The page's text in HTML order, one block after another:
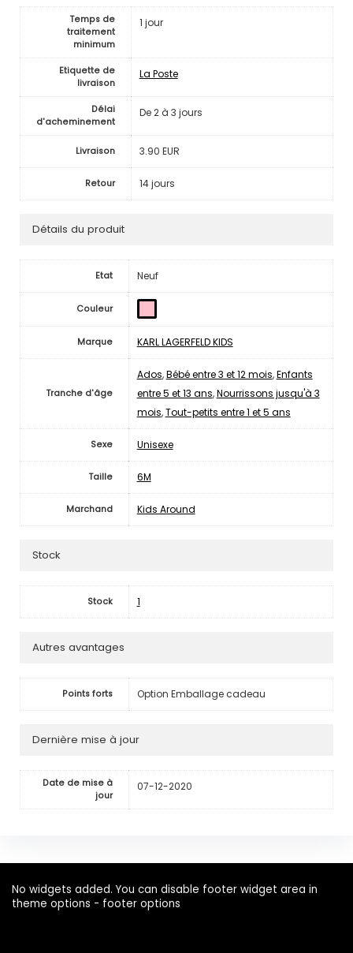
Temps de
traitement
minimum
1 jour
Etiquette de
livraison
La Poste
Délai
d'acheminement
De 2 à 3 jours
Livraison 3.90 EUR
Retour 14 jours
Détails du produit
Etat Neuf
Couleur
Marque KARL LAGERFELD KIDS
Tranche d'âge
Ados,Bébé entre 3 et 12 mois,Enfants
entre 5 et 13 ans,Nourrissons jusqu'à 3
mois,Tout-petits entre 1 et 5 ans
Sexe Unisexe
Taille 6M
Marchand Kids Around
Stock
Stock 1
Autres avantages
Points forts Option Emballage cadeau
Dernière mise à jour
Date de mise à
jour
07-12-2020
No widgets added. You can disable footer widget area in
theme options - footer options